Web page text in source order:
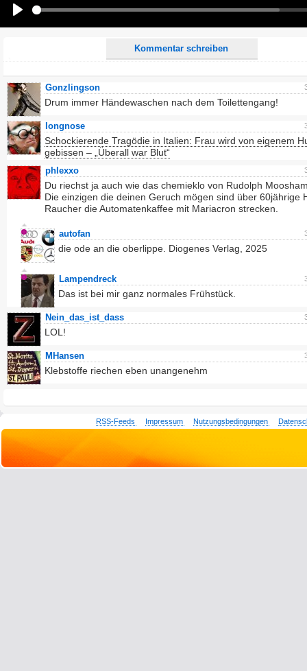
Kommentar schreiben
Ich möchte eine E-Mail, wenn auf dieser Seite weitere Kommentare erscheinen.
Gonzlingson
Drum immer Händewaschen nach dem Toilettengang!
longnose
Schockierende Tragödie in Italien: Frau wird von eigenem
gebissen – „Überall war Blut“
phlexxo
Du riechst ja auch wie das chemieklo von Rudolph
Die einzigen die deinen Geruch mögen sind über 60jährige
Raucher die Automatenkaffee mit Mariacron strecken.
autofan
die ode an die oberlippe. Diogenes Verlag, 2025
Lampendreck
Das ist bei mir ganz normales Frühstück.
Nein_das_ist_dass
LOL!
MHansen
Klebstoffe riechen eben unangenehm
RSS-Feeds Impressum Nutzungsbedingungen